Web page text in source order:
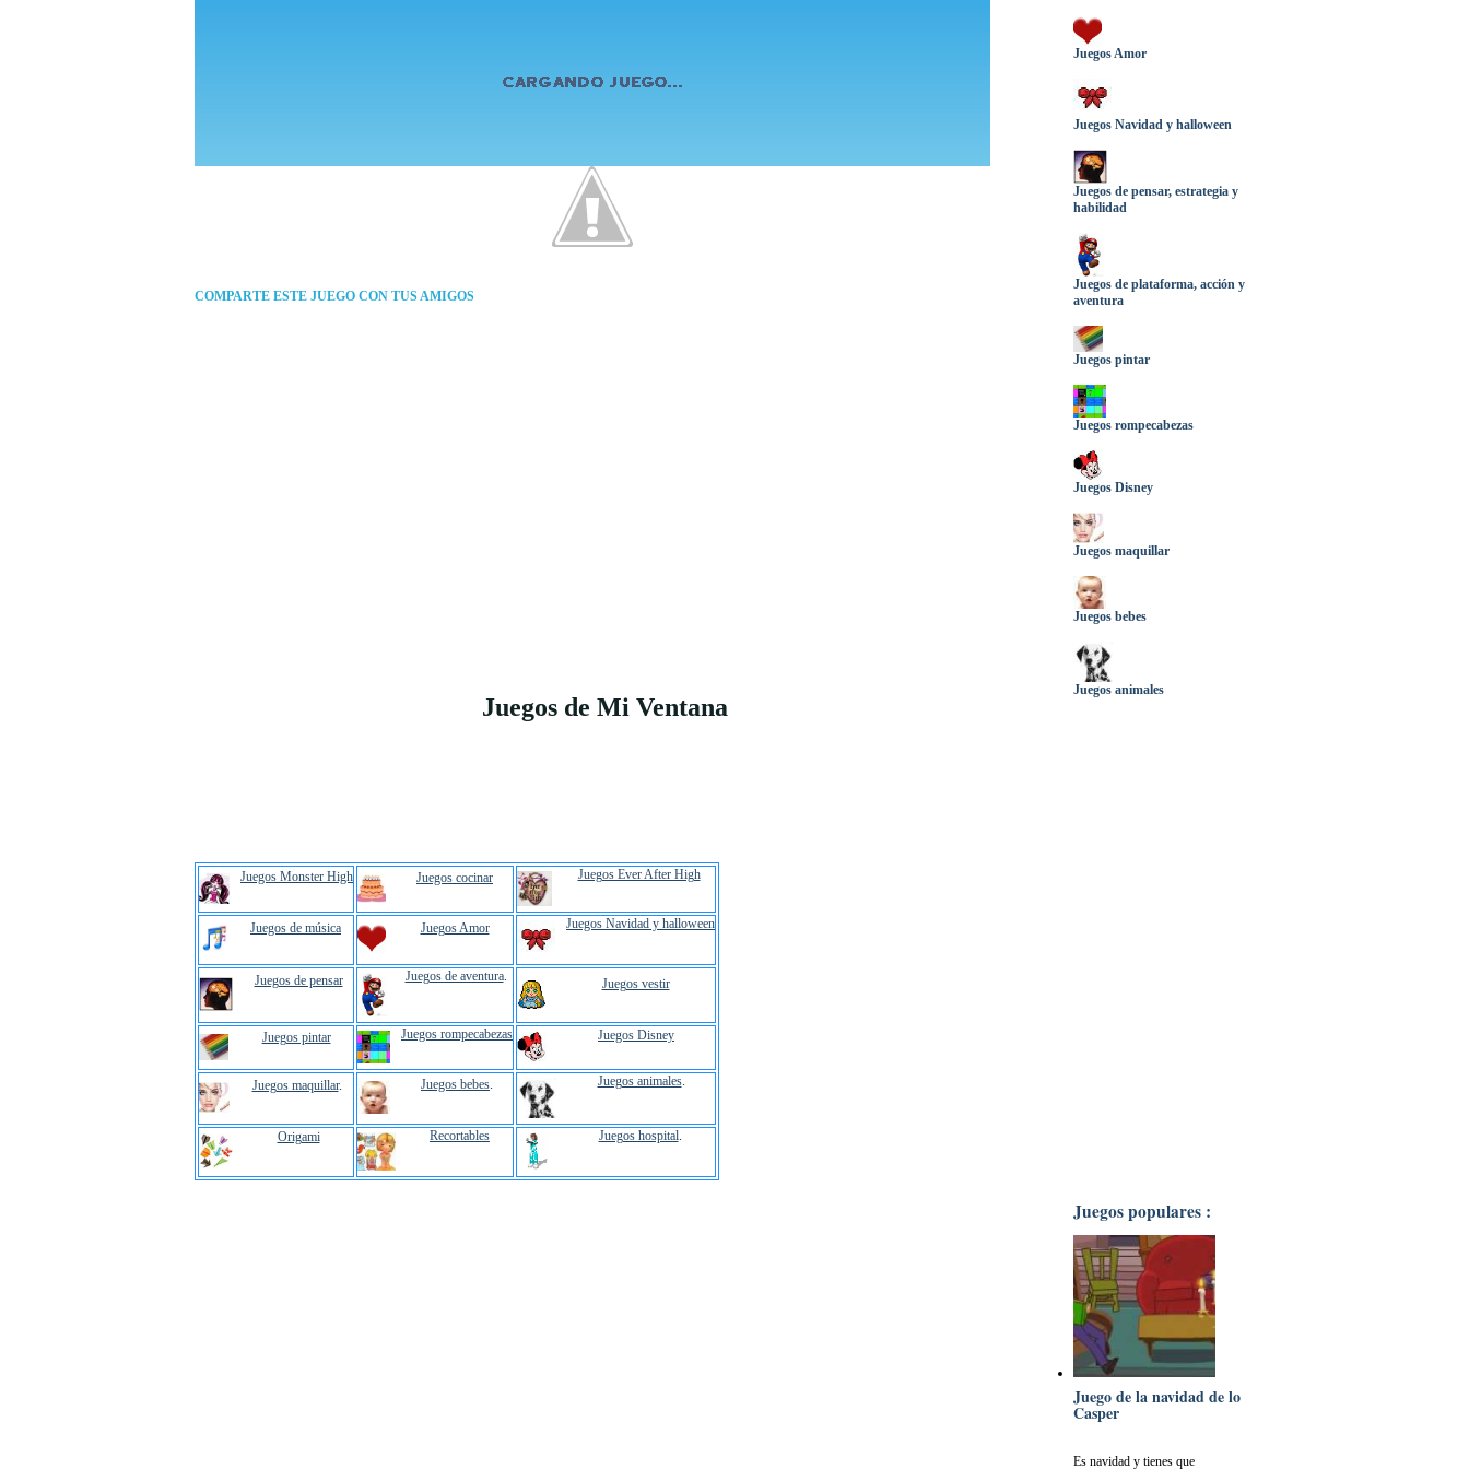
COMPARTE ESTE JUEGO CON TUS AMIGOS
Juegos de Mi Ventana
Juegos Monster High Juegos cocinar Juegos Ever After High
Juegos de música Juegos Amor Juegos Navidad y halloween
Juegos de pensar Juegos de aventura. Juegos vestir
Juegos pintar Juegos rompecabezas Juegos Disney
Juegos maquillar. Juegos bebes. Juegos animales.
Origami Recortables Juegos hospital.
Juegos Amor
Juegos Navidad y halloween
Juegos de pensar, estrategia y
habilidad
Juegos de plataforma, acción y
aventura
Juegos pintar
Juegos rompecabezas
Juegos Disney
Juegos maquillar
Juegos bebes
Juegos animales
Juegos populares :
Juego de la navidad de lo
Casper
Es navidad y tienes que